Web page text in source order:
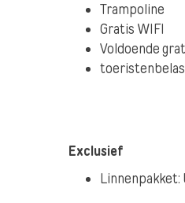
Trampoline
Gratis WIFI
Voldoende
Exclusief
Linnenpakket: